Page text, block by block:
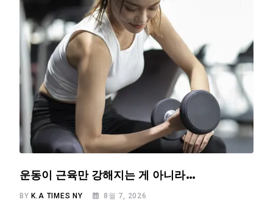
운동이 근육만 강해지는 게 아니라…
BY K.A TIMES NY 8월 7, 2026